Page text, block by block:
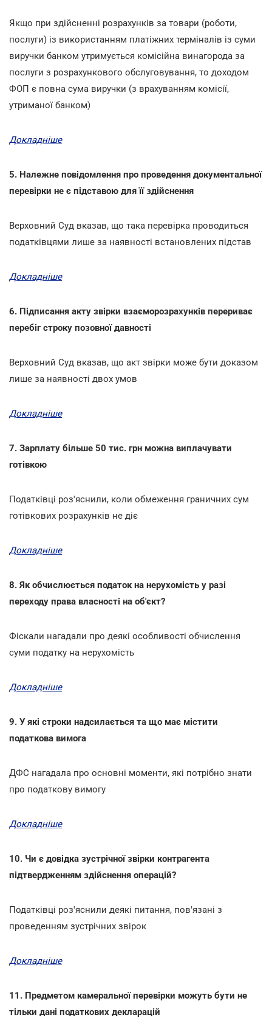
Якщо при здійсненні розрахунків за товари (роботи,
послуги) із використанням платіжних терміналів із суми
виручки банком утримується комісійна винагорода за
послуги з розрахункового обслуговування, то доходом
ФОП є повна сума виручки (з врахуванням комісії,
утриманої банком)
Докладніше
5. Належне повідомлення про проведення документальної
перевірки не є підставою для її здійснення
Верховний Суд вказав, що така перевірка проводиться
податківцями лише за наявності встановлених підстав
Докладніше
6. Підписання акту звірки взаєморозрахунків перериває
перебіг строку позовної давності
Верховний Суд вказав, що акт звірки може бути доказом
лише за наявності двох умов
Докладніше
7. Зарплату більше 50 тис. грн можна виплачувати
готівкою
Податківці роз'яснили, коли обмеження граничних сум
готівкових розрахунків не діє
Докладніше
8. Як обчислюється податок на нерухомість у разі
переходу права власності на об'єкт?
Фіскали нагадали про деякі особливості обчислення
суми податку на нерухомість
Докладніше
9. У які строки надсилається та що має містити
податкова вимога
ДФС нагадала про основні моменти, які потрібно знати
про податкову вимогу
Докладніше
10. Чи є довідка зустрічної звірки контрагента
підтвердженням здійснення операцій?
Податківці роз'яснили деякі питання, пов'язані з
проведенням зустрічних звірок
Докладніше
11. Предметом камеральної перевірки можуть бути не
тільки дані податкових декларацій